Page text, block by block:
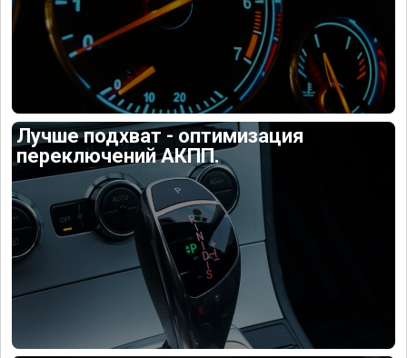
Лучше подхват - оптимизация
переключений АКПП.